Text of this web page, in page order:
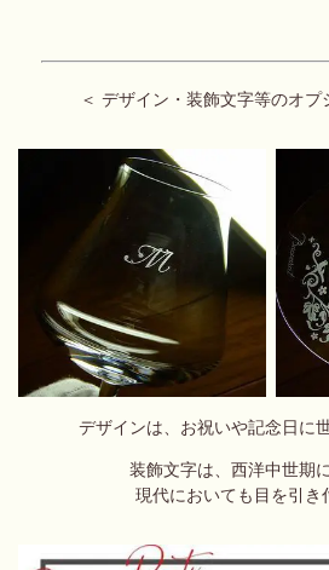
＜ デザイン・装飾文字等のオプ
デザインは、お祝いや記念日に
装飾文字は、西洋中世期
現代においても目を引き